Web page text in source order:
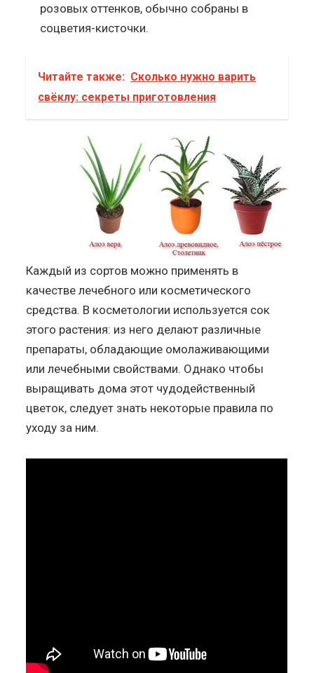
розовых оттенков, обычно собраны в
соцветия-кисточки.
Читайте также: Сколько нужно варить
свёклу: секреты приготовления
Каждый из сортов можно применять в
качестве лечебного или косметического
средства. В косметологии используется сок
этого растения: из него делают различные
препараты, обладающие омолаживающими
или лечебными свойствами. Однако чтобы
выращивать дома этот чудодейственный
цветок, следует знать некоторые правила по
уходу за ним.